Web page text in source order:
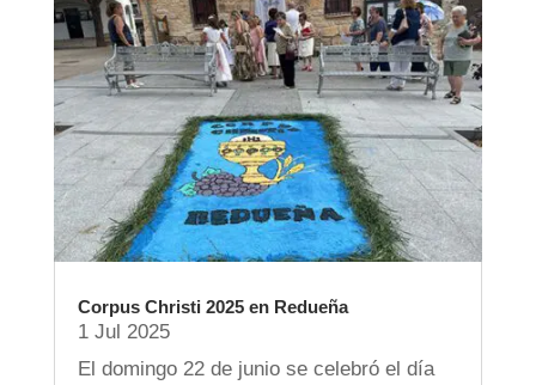
Corpus Christi 2025 en Redueña
1 Jul 2025
El domingo 22 de junio se celebró el día